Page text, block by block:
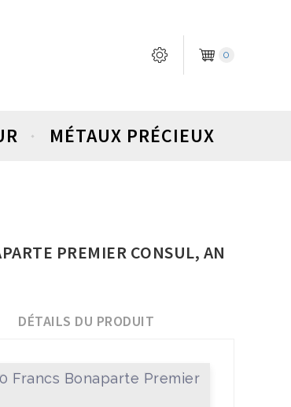
0
MÉTAUX PRÉCIEUX
PREMIER CONSUL, AN
DÉTAILS DU PRODUIT
Francs Bonaparte Premier